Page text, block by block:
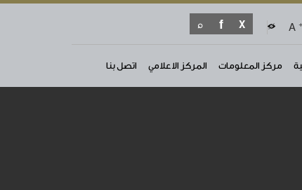
+
A
مركز المعلومات المركز الاعلامي اتصل بنا